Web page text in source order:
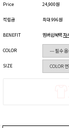
Price 24,900원
적립금 최대 996원
BENEFIT 멤버쉽혜택자
COLOR
SIZE